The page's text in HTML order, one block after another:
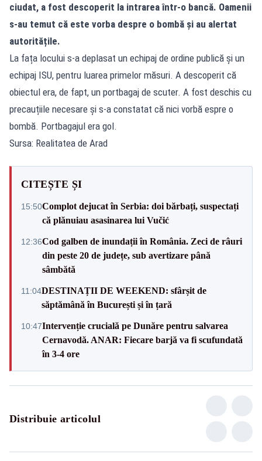
ciudat, a fost descoperit la intrarea într-o bancă. Oamenii
s-au temut că este vorba despre o bombă și au alertat
autoritățile.
La fața locului s-a deplasat un echipaj de ordine publică și un
echipaj ISU, pentru luarea primelor măsuri. A descoperit că
obiectul era, de fapt, un portbagaj de scuter. A fost deschis cu
precauțiile necesare și s-a constatat că nici vorbă espre o
bombă. Portbagajul era gol.
Sursa: Realitatea de Arad
CITEȘTE ȘI
15:50Complot dejucat în Serbia: doi bărbați, suspectați
că plănuiau asasinarea lui Vučić
12:36Cod galben de inundații în România. Zeci de râuri
din peste 20 de județe, sub avertizare până
sâmbătă
11:04DESTINAȚII DE WEEKEND: sfârșit de
săptămână în București și în țară
10:47Intervenție crucială pe Dunăre pentru salvarea
Cernavodă. ANAR: Fiecare barjă va fi scufundată
în 3-4 ore
Distribuie articolul